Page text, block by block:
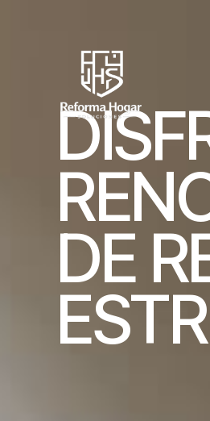
DISF
REN
DE R
ESTR